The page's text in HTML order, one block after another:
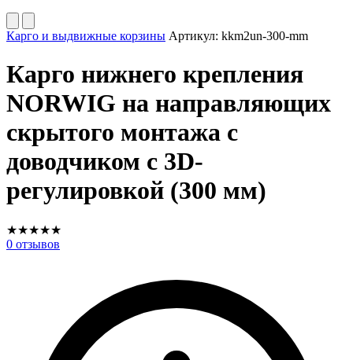
Карго и выдвижные корзины Артикул: kkm2un-300-mm
Карго нижнего крепления
NORWIG на направляющих
скрытого монтажа с
доводчиком с 3D-
регулировкой (300 мм)
★★★★★
0 отзывов